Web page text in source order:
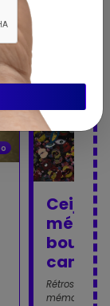
Ceija
camps
mémoire